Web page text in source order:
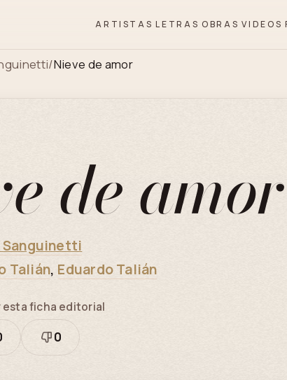
ARTISTAS LETRAS OBRAS VIDEOS
/Nieve de amor
de amor
Sanguinetti
Talián, Eduardo Talián
esta ficha editorial
Necesita
0